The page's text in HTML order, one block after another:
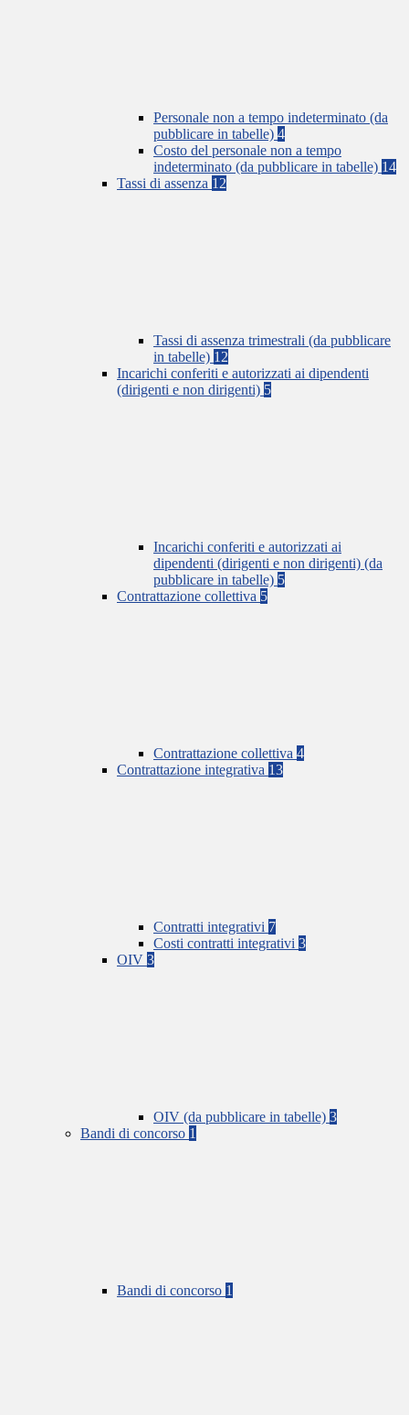
Personale non a tempo indeterminato (da
pubblicare in tabelle) 4
Costo del personale non a tempo
indeterminato (da pubblicare in tabelle) 14
Tassi di assenza 12
Tassi di assenza trimestrali (da pubblicare
in tabelle) 12
Incarichi conferiti e autorizzati ai dipendenti
(dirigenti e non dirigenti) 5
Incarichi conferiti e autorizzati ai
dipendenti (dirigenti e non dirigenti) (da
pubblicare in tabelle) 5
Contrattazione collettiva 5
Contrattazione collettiva 4
Contrattazione integrativa 13
Contratti integrativi 7
Costi contratti integrativi 3
OIV 3
OIV (da pubblicare in tabelle) 3
Bandi di concorso 1
Bandi di concorso 1